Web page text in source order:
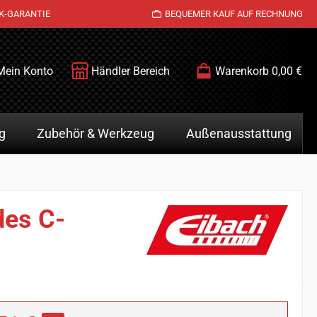
GARANTIE BEQUEMER KAUF AUF RECHNUNG
Konto Händler Bereich Warenkorb 0,00 €
Zubehör & Werkzeug Außenausstattung
C-